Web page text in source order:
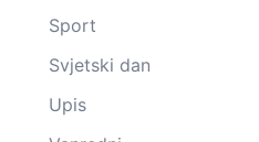
Sport
Svjetski dan
Upis